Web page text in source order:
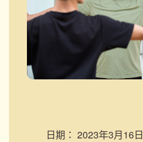
日期： 2023年3月16